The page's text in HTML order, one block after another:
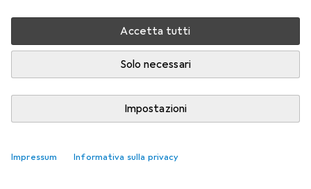
Accetta tutti
Solo necessari
Impostazioni
Impressum Informativa sulla privacy
Consegna tra lun, 17/8 e mer, 19/8
Più di 10 pezzi in stock presso il fornitore
Aggiungi al carrello